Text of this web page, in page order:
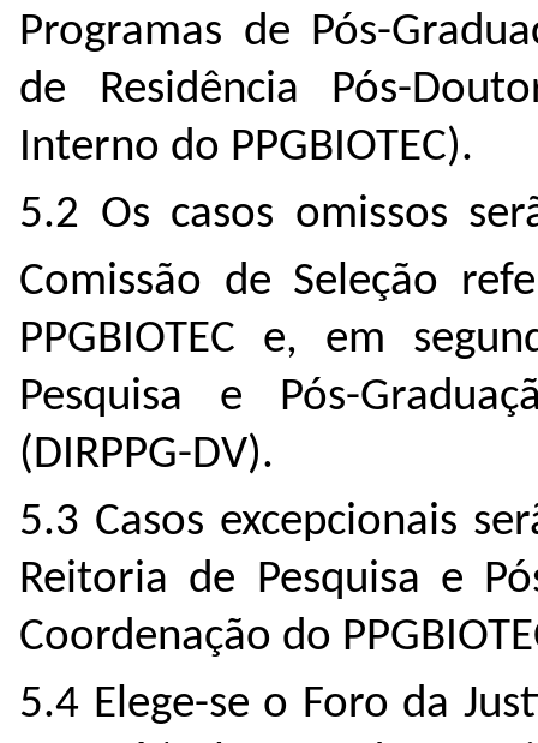
Programas de Pós-
de Residência Pós-
Interno do PPGBIOTEC).
5.2 Os casos omissos
Comissão de Seleção
PPGBIOTEC e, em
Pesquisa e Pós-
(DIRPPG-DV).
5.3 Casos excepcionais
Reitoria de Pesquisa e
Coordenação do
5.4 Elege-se o Foro da